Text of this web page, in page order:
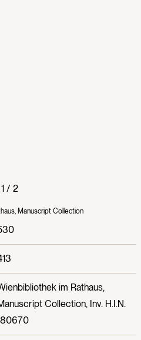
1/ 2
Manuscript Collection
im Rathaus,
Collection, Inv. H.I.N.